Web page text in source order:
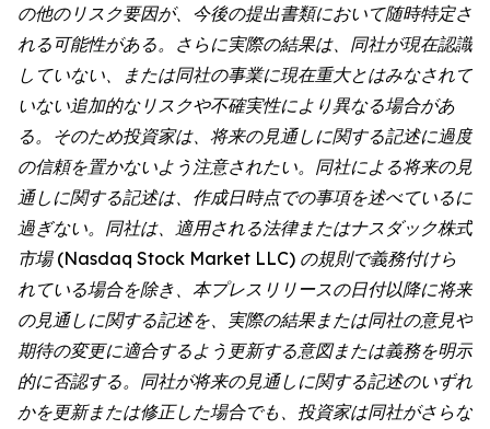
の他のリスク要因が、今後の提出書類において随時特定さ
れる可能性がある。さらに実際の結果は、同社が現在認識
していない、または同社の事業に現在重大とはみなされて
いない追加的なリスクや不確実性により異なる場合があ
る。そのため投資家は、将来の見通しに関する記述に過度
の信頼を置かないよう注意されたい。同社による将来の見
通しに関する記述は、作成日時点での事項を述べているに
過ぎない。同社は、適用される法律またはナスダック株式
市場 (Nasdaq Stock Market LLC) の規則で義務付けら
れている場合を除き、本プレスリリースの日付以降に将来
の見通しに関する記述を、実際の結果または同社の意見や
期待の変更に適合するよう更新する意図または義務を明示
的に否認する。同社が将来の見通しに関する記述のいずれ
かを更新または修正した場合でも、投資家は同社がさらな